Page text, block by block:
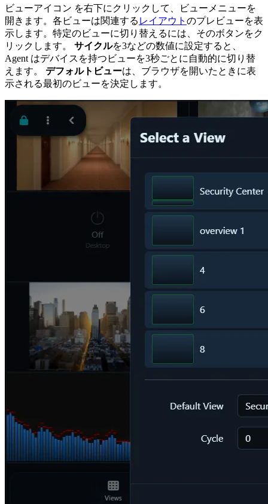
ビューアイコン を右下にクリックして、ビューメニューを
開きます。各ビューは関連する レイアウト のプレビューを表
示します。特定のビューに切り替えるには、そのボタンをク
リックします。 サイクルを3などの数値に設定すると、
Agent はデバイスを持つビューを3秒ごとに自動的に切り替
えます。 デフォルトビューは、ブラウザを開いたときに表
示される最初のビューを決定します。